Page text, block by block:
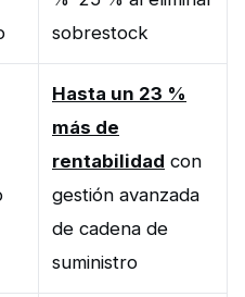
sobrestock
Hasta un 23 %
más de
rentabilidad con
gestión avanzada
de cadena de
suministro